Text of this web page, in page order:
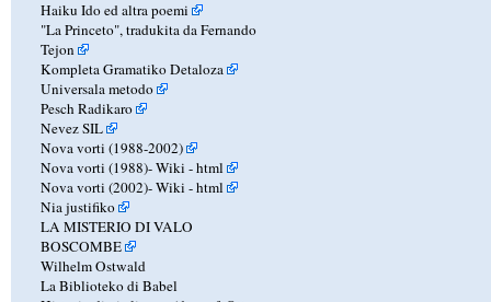
Haiku Ido ed altra poemi
"La Princeto", tradukita da Fernando
Tejon
Kompleta Gramatiko Detaloza
Universala metodo
Pesch Radikaro
Nevez SIL
Nova vorti (1988-2002)
Nova vorti (1988)-Wiki -html
Nova vorti (2002)-Wiki -html
Nia justifiko
LA MISTERIO DI VALO
BOSCOMBE
Wilhelm Ostwald
La Biblioteko di Babel